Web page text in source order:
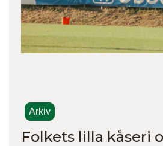
Arkiv
Folkets lilla kåseri